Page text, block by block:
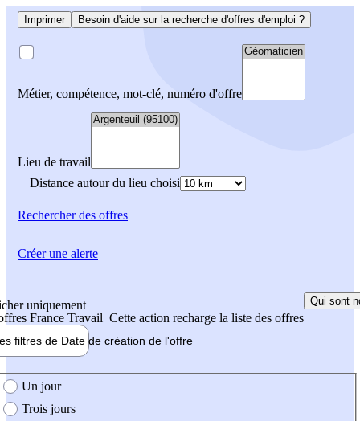
Imprimer Besoin d'aide sur la recherche d'offres d'emploi ?
Métier, compétence, mot-clé, numéro d'offre
Lieu de travail
Distance autour du lieu choisi
Rechercherdes offres
uniquement
France Travail Cette action recharge la liste des offres
Qui sont
filtres de Date de création de l'offre
création de l'offre
Un jour
Trois jours
Créer une alerte